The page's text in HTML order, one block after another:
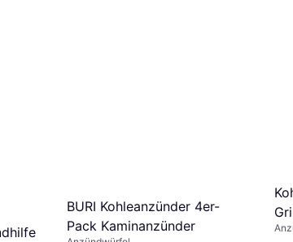
BURI Kohleanzünder 4er-
Pack Kaminanzünder